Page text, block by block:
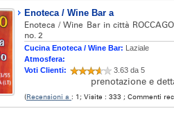
Enoteca / Wine Bar a
Enoteca / Wine Bar in città
no. 2
Cucina Enoteca / Wine Bar: Laziale
Atmosfera:
Voti Clienti:
3.63 da 5
prenotazione e
(Recensioni a : 1; Visite : 333 ; Commenti